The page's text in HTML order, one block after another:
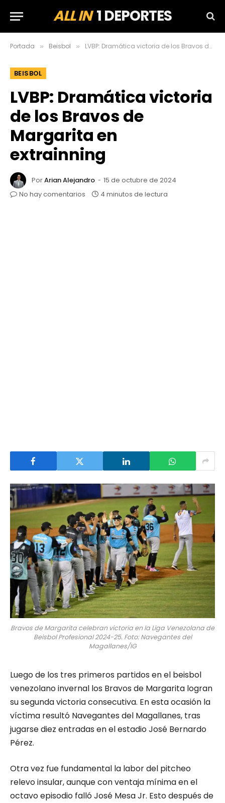
ALL IN1 DEPORTES
Portada » Beisbol » LVBP: Dramática victoria de los Bravos de Margarita en extrainning
BEISBOL
LVBP: Dramática victoria
de los Bravos de
Margarita en
extrainning
PorArian Alejandro
15 de octubre de 2024
No hay comentarios
4 minutos de lectura
Bravos de Margarita celebran victoria en la Liga Venezolana de
Beisbol Profesional 2024-25. Foto: Navegantes del
Magallanes/IG
Luego de los tres primeros partidos en el beisbol
venezolano invernal los Bravos de Margarita logran
su segunda victoria consecutiva. En esta ocasión la
víctima resultó Navegantes del Magallanes, tras
jugarse diez entradas en el estadio José Bernardo
Pérez.
Otra vez fue fundamental la labor del pitcheo
relevo insular, aunque con ventaja mínima en el
octavo episodio falló José Mesa Jr. Esto después de